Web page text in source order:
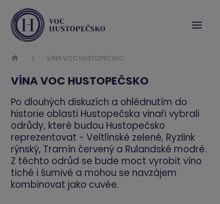
VÍNA VOC HUSTOPEČSKO
VÍNA VOC HUSTOPEČSKO
Po dlouhých diskuzích a ohlédnutím do
historie oblasti Hustopečska vinaři vybrali
odrůdy, které budou Hustopečsko
reprezentovat - Veltlínské zelené, Ryzlink
rýnský, Tramín červený a Rulandské modré.
Z těchto odrůd se bude moct vyrobit víno
tiché i šumivé a mohou se navzájem
kombinovat jako cuvée.